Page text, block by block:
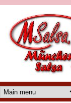
Main menu